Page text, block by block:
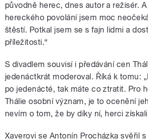
původně herec, dnes autor a režisér.
hereckého povolání jsem moc
štěstí. Potkal jsem se s fajn lidmi a
příležitosti.“
S divadlem souvisí i předávání cen
jedenáctkrát moderoval. Říká k tomu:
po jedenácté, tak máte co ztratit. Pro
Thálie osobní význam, je to ocenění
nevím o tom, že by díky ní, herci
Xaverovi se Antonín Procházka svěřil